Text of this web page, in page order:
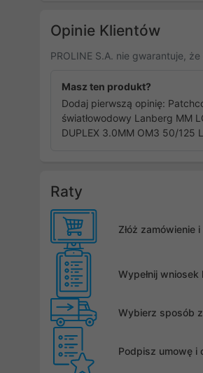
Opinie Klientów
PROLINE S.A. nie gwarantuje,
Masz ten produkt?
Dodaj pierwszą opinię:
światłowodowy Lanberg MM
DUPLEX 3.0MM OM3 50/125
Raty
Złóż zamówienie
Wypełnij
Wybierz sposób
Podpisz umowę i